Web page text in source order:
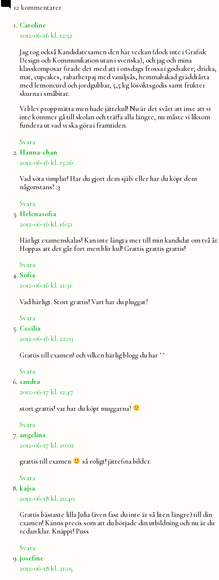
12 kommentarer
Carolinesäger:
2012-06-16 kl. 12:52
Jag tog också Kandidatexamen den här veckan (dock inte i Grafisk
Design och Kommunikation utan i svenska), och jag och mina
klasskomposar firade det med att i onsdags frossa i godsaker; dricka,
mat, cupcakes, rabarberpaj med vaniljsås, hemmabakad gräddtårta
med lemoncurd och jordgubbar, 5,5 kg lösviktsgodis samt frukter
skurna i småbitar.
Vi blev proppmätta men hade jättekul! Nu är det svårt att inse att vi
inte kommer gå till skolan och träffa alla längre, nu måste vi liksom
fundera ut vad vi ska göra i framtiden.
Svara
Hanna-chan
2012-06-16 kl. 15:26
Vad söta vimplar! Har du gjort dem själv eller har du köpt dem
någonstans? :3
Svara
Helenasofia
2012-06-16 kl. 16:51
Härligt examenskalas! Kan inte längta mer till min kandidat om två år.
Hoppas att det går fort men blir kul! Grattis grattis grattis!
Svara
Sofia
2012-06-16 kl. 21:31
Vad härligt. Stort grattis! Vart har du pluggat?
Svara
Cecilia
2012-06-16 kl. 22:03
Grattis till examen! och vilken härlig blogg du har ^^
Svara
sandra
2012-06-17 kl. 12:47
stort grattis! var har du köpt muggarna?
Svara
angelina
2012-06-17 kl. 20:02
grattis till examen så roligt! jättefina bilder.
Svara
kajsa
2012-06-18 kl. 20:40
Grattis bästaste lilla Julia (även fast du inte är så liten längre) till din
examen! Känns precis som att du började din utbildning och nu är du
redan klar. Knäppt! Puss
Svara
josefinesäger:
2012-06-18 kl. 21:05